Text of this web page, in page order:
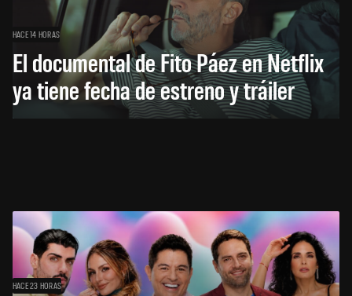
HACE 14 HORAS
El documental de Fito Páez en Netflix
ya tiene fecha de estreno y tráiler
HACE 23 HORAS